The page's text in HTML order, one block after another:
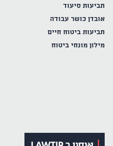
תביעות סיעוד
אובדן כושר עבודה
תביעות ביטוח חיים
מילון מונחי ביטוח